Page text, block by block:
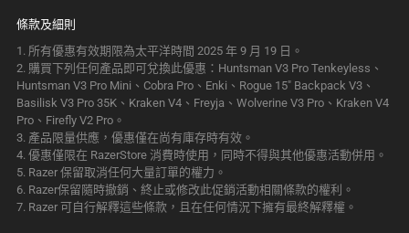
條款及細則
1. 所有優惠有效期限為太平洋時間 2025 年 9 月 19 日。
2. 購買下列任何產品即可兌換此優惠：Huntsman V3 Pro Tenkeyless、
Huntsman V3 Pro Mini、Cobra Pro、Enki、Rogue 15" Backpack V3、
Basilisk V3 Pro 35K、Kraken V4、Freyja、Wolverine V3 Pro、Kraken V4
Pro、Firefly V2 Pro。
3. 產品限量供應，優惠僅在尚有庫存時有效 。
4. 優惠僅限在 RazerStore 消費時使用，同時不得與其他優惠活動併用 。
5. Razer 保留取消任何大量訂單的權力 。
6. Razer保留隨時撤銷、終止或修改此促銷活動相關條款的權利 。
7. Razer 可自行解釋這些條款，且在任何情況下擁有最終解釋權 。